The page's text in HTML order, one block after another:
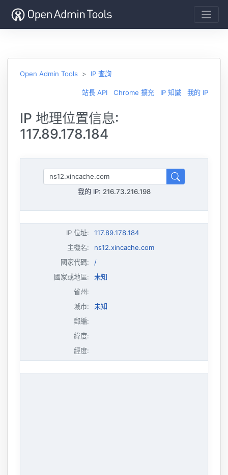
Open Admin Tools IP 查詢
站長 API Chrome 擴充 IP 知識 我的 IP
IP 地理位置信息:
117.89.178.184
我的 IP: 216.73.216.198
IP 位址:
117.89.178.184
主機名:
ns12.xincache.com
國家代碼:
/
國家或地區:
未知
省州:
城市:
未知
郵編:
緯度:
經度: